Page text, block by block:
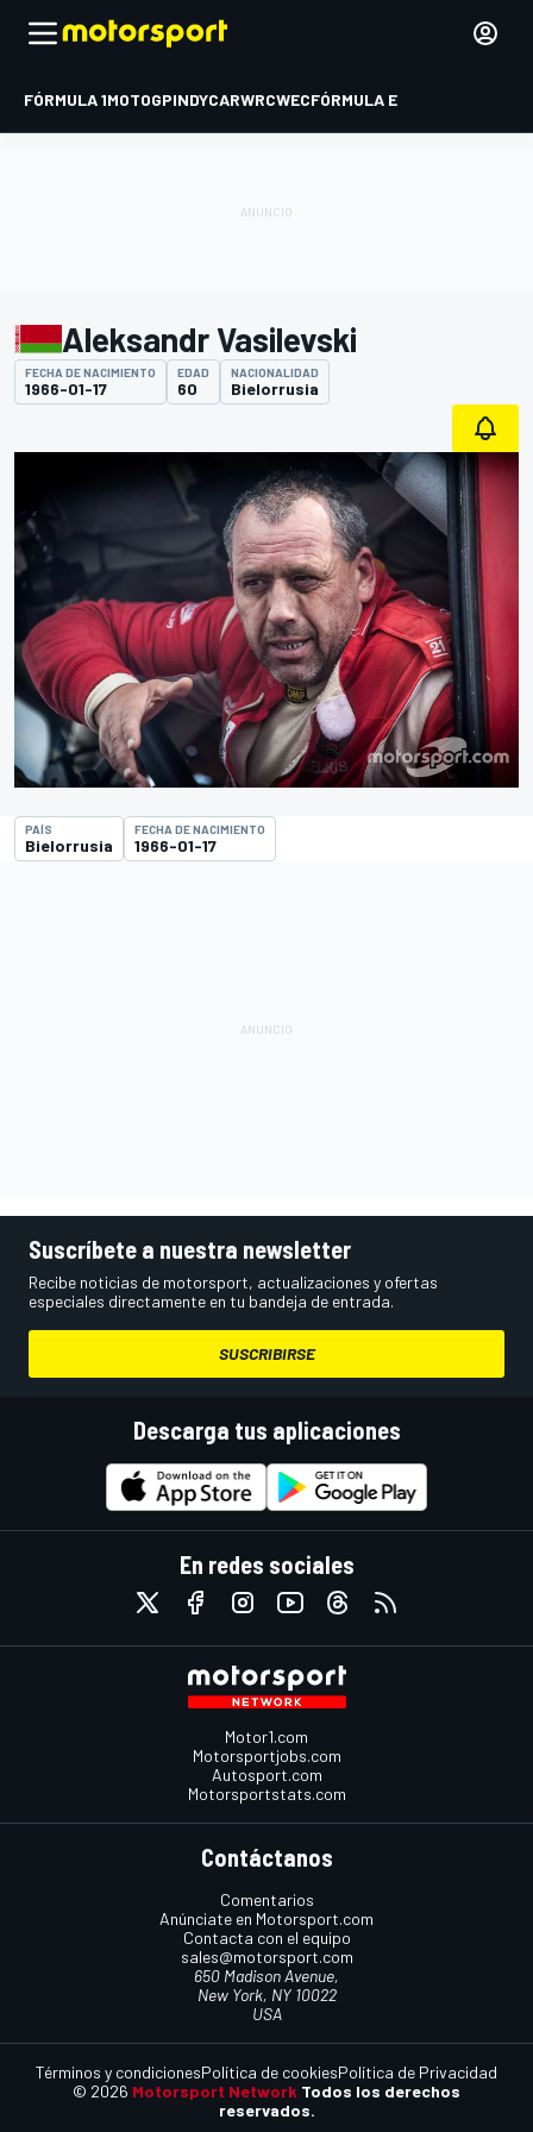
FÓRMULA 1MOTOGPINDYCARWRCWECFÓRMULA E
Aleksandr Vasilevski
FECHA DE NACIMIENTO
1966-01-17
EDAD
60
NACIONALIDAD
Bielorrusia
PAÍS
Bielorrusia
FECHA DE NACIMIENTO
1966-01-17
Suscríbete a nuestra newsletter
Recibe noticias de motorsport, actualizaciones y ofertas
especiales directamente en tu bandeja de entrada.
SUSCRIBIRSE
Descarga tus aplicaciones
En redes sociales
Motor1.com
Motorsportjobs.com
Autosport.com
Motorsportstats.com
Contáctanos
Comentarios
Anúnciate en Motorsport.com
Contacta con el equipo
sales@motorsport.com
650 Madison Avenue,
New York, NY 10022
USA
© 2026 Motorsport Network Todos los derechos
reservados.
Términos y condicionesPolítica de cookiesPolítica de Privacidad